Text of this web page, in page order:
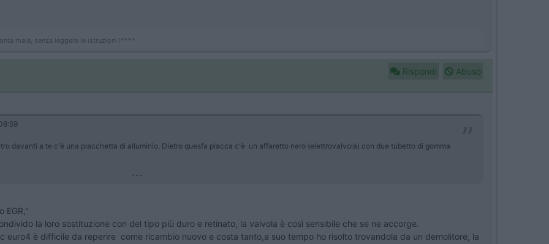
male, senza leggere le istruzioni !****
Rispondi Abuso
davanti a te c'è una placchetta di alluminio. Dietro quesfa placca c'è un affaretto nero (elettrovalvola) con due tubetto di gomma
...
EGR,"
la loro sostituzione con del tipo più duro e retinato, la valvola è così sensibile che se ne accorge.
è difficile da reperire come ricambio nuovo e costa tanto,a suo tempo ho risolto trovandola da un demolitore, la